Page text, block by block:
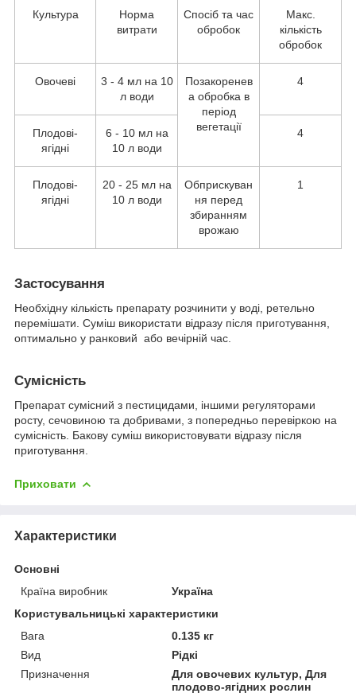
Культура
Норма
витрати
Спосіб та час
обробок
Макс.
кількість
обробок
Овочеві
3 - 4 мл на 10
л води
Позакоренев
а обробка в
період
вегетації
4
Плодові-
ягідні
6 - 10 мл на
10 л води
4
Плодові-
ягідні
20 - 25 мл на
10 л води
Обприскуван
ня перед
збиранням
врожаю
1
Застосування
Необхідну кількість препарату розчинити у воді, ретельно
перемішати. Суміш використати відразу після приготування,
оптимально у ранковий або вечірній час.
Сумісність
Препарат сумісний з пестицидами, іншими регуляторами
росту, сечовиною та добривами, з попередньо перевіркою на
сумісність. Бакову суміш використовувати відразу після
приготування.
Приховати
Характеристики
Основні
Країна виробник
Україна
Користувальницькі характеристики
Вага
0.135 кг
Вид
Рідкі
Призначення
Для овочевих культур, Для
плодово-ягідних рослин